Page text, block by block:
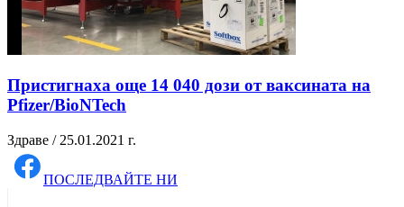
Пристигнаха още 14 040 дози от ваксината на
Pfizer/BioNTech
Здраве / 25.01.2021 г.
ПОСЛЕДВАЙТЕ НИ